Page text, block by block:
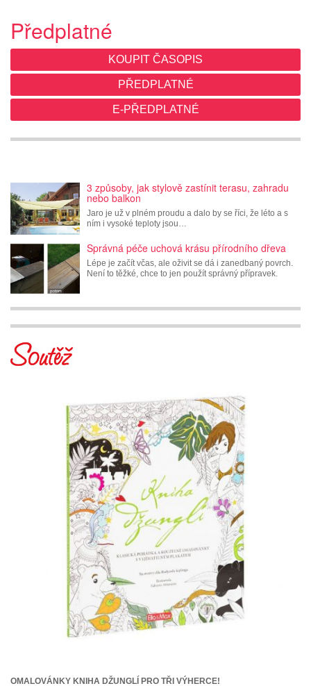
Předplatné
KOUPIT ČASOPIS
PŘEDPLATNÉ
E-PŘEDPLATNÉ
3 způsoby, jak stylově zastínit terasu, zahradu
nebo balkon
Jaro je už v plném proudu a dalo by se říci, že léto a s
ním i vysoké teploty jsou…
Správná péče uchová krásu přírodního dřeva
Lépe je začít včas, ale oživit se dá i zanedbaný povrch.
Není to těžké, chce to jen použít správný přípravek.
OMALOVÁNKY KNIHA DŽUNGLÍ PRO TŘI VÝHERCE!